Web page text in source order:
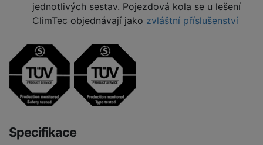
jednotlivých sestav. Pojezdová kola se u lešení
ClimTec objednávají jako zvláštní příslušenství
Specifikace